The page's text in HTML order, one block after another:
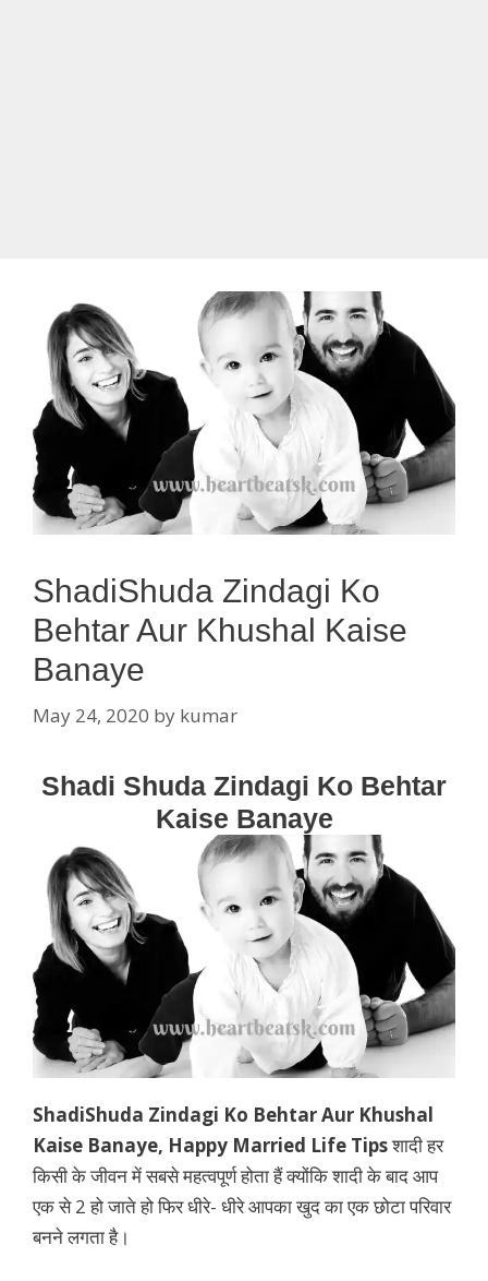
ShadiShuda Zindagi Ko
Behtar Aur Khushal Kaise
Banaye
May 24, 2020 by kumar
Shadi Shuda Zindagi Ko Behtar
Kaise Banaye
ShadiShuda Zindagi Ko Behtar Aur Khushal
Kaise Banaye, Happy Married Life Tipsशादी हर
किसी के जीवन में सबसे महत्वपूर्ण होता हैं क्योंकि शादी के बाद आप
एक से 2 हो जाते हो फिर धीरे- धीरे आपका खुद का एक छोटा परिवार
बनने लगता है।